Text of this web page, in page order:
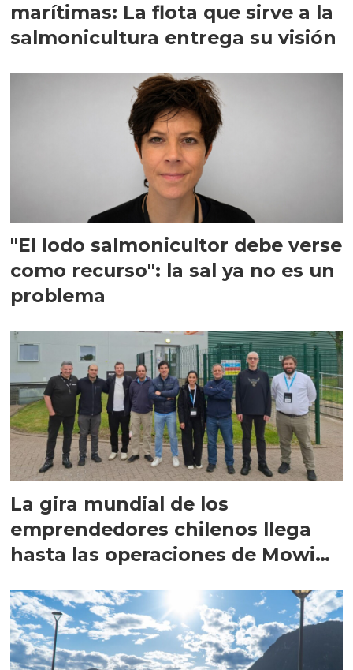
marítimas: La flota que sirve a la
salmonicultura entrega su visión
"El lodo salmonicultor debe verse
como recurso": la sal ya no es un
problema
La gira mundial de los
emprendedores chilenos llega
hasta las operaciones de Mowi